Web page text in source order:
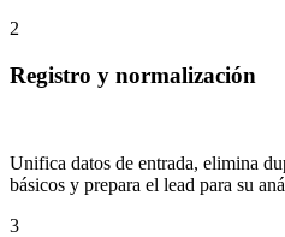
2
Registro y normalización
Unifica datos de entrada, elimina
básicos y prepara el lead para su
3